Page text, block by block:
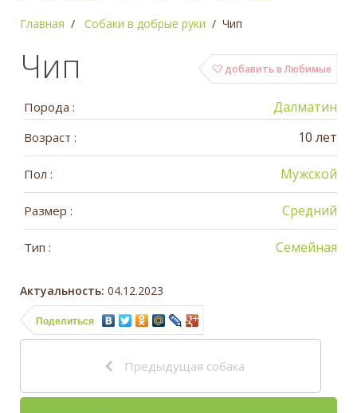
Главная Собаки в добрые руки Чип
добавить в Любимые
Чип
Порода : Далматин
Возраст : 10 лет
Пол : Мужской
Размер : Средний
Тип : Семейная
Актуальность: 04.12.2023
Поделиться
Предыдущая собака